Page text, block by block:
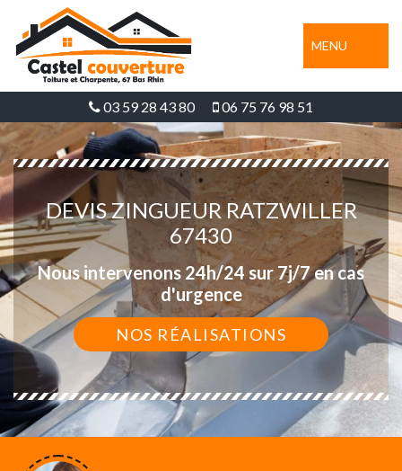
MENU
03 59 28 43 80 06 75 76 98 51
DEVIS ZINGUEUR RATZWILLER
67430
Nous intervenons 24h/24 sur 7j/7 en cas
d'urgence
NOS RÉALISATIONS